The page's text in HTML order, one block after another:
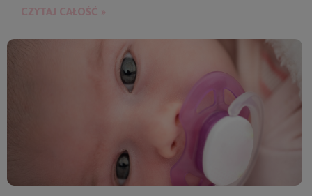
przyjazne dla skóry niemowlęcia. Gwarantują też ekologiczne
CZYTAJ CAŁOŚĆ »